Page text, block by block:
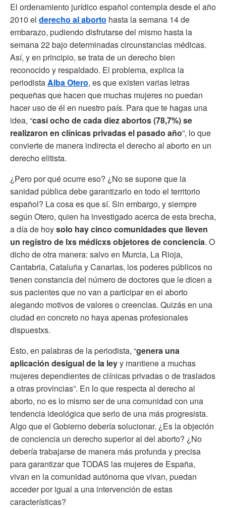
El ordenamiento jurídico español contempla desde el año
2010 el derecho al aborto hasta la semana 14 de
embarazo, pudiendo disfrutarse del mismo hasta la
semana 22 bajo determinadas circunstancias médicas.
Así, y en principio, se trata de un derecho bien
reconocido y respaldado. El problema, explica la
periodistaAlba Otero, es que existen varias letras
pequeñas que hacen que muchas mujeres no puedan
hacer uso de él en nuestro país. Para que te hagas una
idea, “casi ocho de cada diez abortos (78,7%) se
realizaron en clínicas privadas el pasado año”, lo que
convierte de manera indirecta el derecho al aborto en un
derecho elitista.
¿Pero por qué ocurre eso? ¿No se supone que la
sanidad pública debe garantizarlo en todo el territorio
español? La cosa es que sí. Sin embargo, y siempre
según Otero, quien ha investigado acerca de esta brecha,
a día de hoysolo hay cinco comunidades que lleven
un registro de lxs médicxs objetores de conciencia. O
dicho de otra manera: salvo en Murcia, La Rioja,
Cantabria, Cataluña y Canarias, los poderes públicos no
tienen constancia del número de doctores que le dicen a
sus pacientes que no van a participar en el aborto
alegando motivos de valores o creencias. Quizás en una
ciudad en concreto no haya apenas profesionales
dispuestxs.
Esto, en palabras de la periodista, “genera una
aplicación desigual de la leyy mantiene a muchas
mujeres dependientes de clínicas privadas o de traslados
a otras provincias”. En lo que respecta al derecho al
aborto, no es lo mismo ser de una comunidad con una
tendencia ideológica que serlo de una más progresista.
Algo que el Gobierno debería solucionar. ¿Es la objeción
de conciencia un derecho superior al del aborto? ¿No
debería trabajarse de manera más profunda y precisa
para garantizar que TODAS las mujeres de España,
vivan en la comunidad autónoma que vivan, puedan
acceder por igual a una intervención de estas
características?